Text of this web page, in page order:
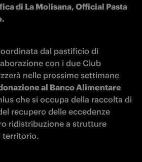
di La Molisana, Official Pasta
dal pastificio di
con i due Club
nelle prossime settimane
al Banco Alimentare
che si occupa della raccolta di
recupero delle eccedenze
ridistribuzione a strutture
territorio.